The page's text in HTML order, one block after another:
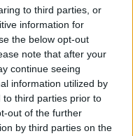
to third parties, or
information for
the below opt-out
note that after your
continue seeing
information utilized by
to third parties prior to
out of the further
by third parties on the
łaski